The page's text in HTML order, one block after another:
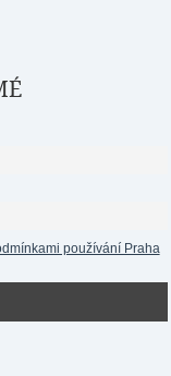
používání Praha